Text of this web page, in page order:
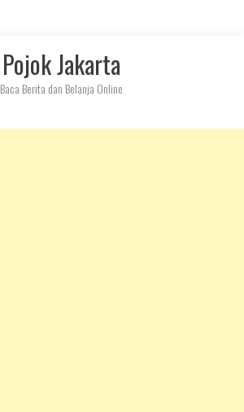
Pojok Jakarta
Baca Berita dan Belanja Online